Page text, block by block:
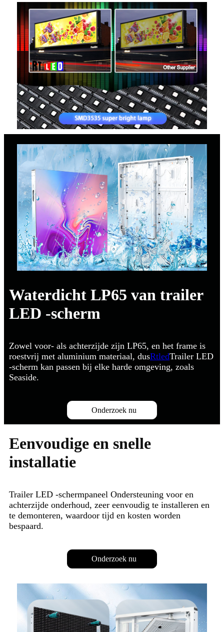
Waterdicht LP65 van trailer
LED -scherm
Zowel voor- als achterzijde zijn LP65, en het frame is
roestvrij met aluminium materiaal, dusRtledTrailer LED
-scherm kan passen bij elke harde omgeving, zoals
Seaside.
Onderzoek nu
Eenvoudige en snelle
installatie
Trailer LED -schermpaneel Ondersteuning voor en
achterzijde onderhoud, zeer eenvoudig te installeren en
te demonteren, waardoor tijd en kosten worden
bespaard.
Onderzoek nu